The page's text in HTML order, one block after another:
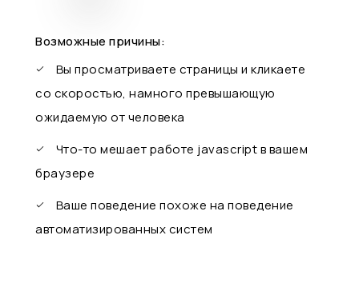
Возможные причины:
Вы просматриваете страницы и кликаете
со скоростью, намного превышающую
ожидаемую от человека
Что-то мешает работе javascript в вашем
браузере
Ваше поведение похоже на поведение
автоматизированных систем